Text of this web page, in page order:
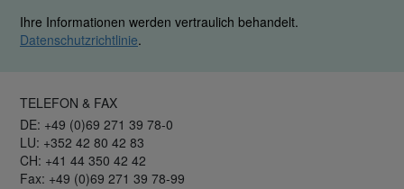
Ihre Informationen werden vertraulich behandelt.
Datenschutzrichtlinie.
TELEFON & FAX
DE: +49 (0)69 271 39 78-0
LU: +352 42 80 42 83
CH: +41 44 350 42 42
Fax: +49 (0)69 271 39 78-99